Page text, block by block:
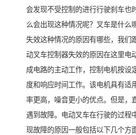
会发现不受控制的进行行驶刹车也
么会出现这种情况呢？叉车是什么
失效这种情况的原因有哪些，我们
动叉车控制器失效的原因在这里电
成电路的主动工作，控制电机按设
度和响应时间工作。该电机具有适
率更高，噪音更小的优点。但是，
遇到故障。电动叉车在行驶的过程
现故障的原因一般包括以下几个方